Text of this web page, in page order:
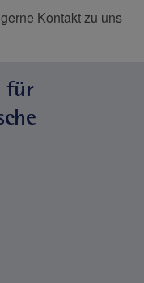
Kontakt zu uns
für